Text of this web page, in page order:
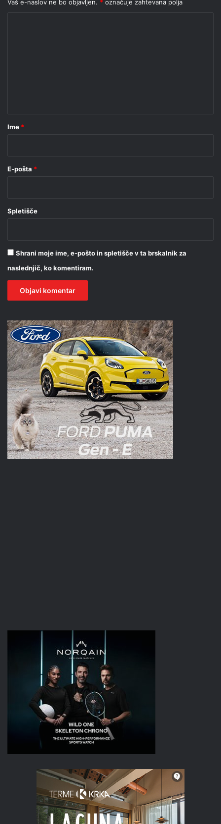
Vaš e-naslov ne bo objavljen. * označuje zahtevana polja
rIme *
E-pošta *
Spletišče
Shrani moje ime, e-pošto in spletišče v ta brskalnik za
naslednjič, ko komentiram.